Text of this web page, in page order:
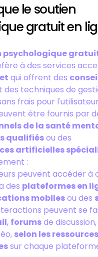
le soutien
gratuit en
psychologique
à des services
qui offrent des
des techniques de
frais pour
être fournis par
de la santé
qualifiésou des
artificielles
:
peuvent accéder à
des plateformes en
mobilesou des
peuvent se
, forumsde
selon les ressources
sur chaque